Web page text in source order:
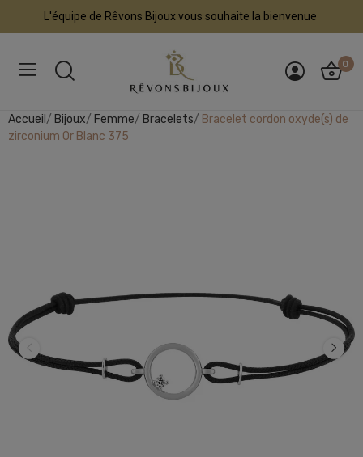
L'équipe de Rêvons Bijoux vous souhaite la bienvenue
0
Accueil Bijoux Femme Bracelets
Bracelet cordon oxyde(s) de
zirconium Or Blanc 375